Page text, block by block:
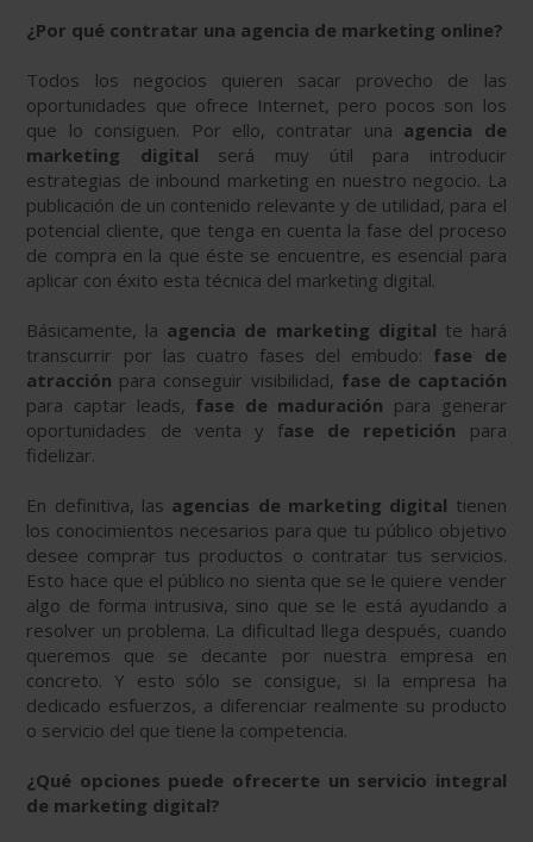
¿Por qué contratar una agencia de marketing online?
Todos los negocios quieren sacar provecho de las
oportunidades que ofrece Internet, pero pocos son los
que lo consiguen. Por ello, contratar una agencia de
marketing digital será muy útil para introducir
estrategias de inbound marketing en nuestro negocio. La
publicación de un contenido relevante y de utilidad, para el
potencial cliente, que tenga en cuenta la fase del proceso
de compra en la que éste se encuentre, es esencial para
aplicar con éxito esta técnica del marketing digital.
Básicamente, la agencia de marketing digital te hará
transcurrir por las cuatro fases del embudo: fase de
atracción para conseguir visibilidad, fase de captación
para captar leads, fase de maduración para generar
oportunidades de venta y fase de repetición para
fidelizar.
En definitiva, las agencias de marketing digital tienen
los conocimientos necesarios para que tu público objetivo
desee comprar tus productos o contratar tus servicios.
Esto hace que el público no sienta que se le quiere vender
algo de forma intrusiva, sino que se le está ayudando a
resolver un problema. La dificultad llega después, cuando
queremos que se decante por nuestra empresa en
concreto. Y esto sólo se consigue, si la empresa ha
dedicado esfuerzos, a diferenciar realmente su producto
o servicio del que tiene la competencia.
¿Qué opciones puede ofrecerte un servicio integral
de marketing digital?